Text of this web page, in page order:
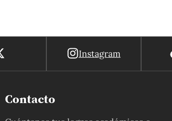
Instagram
Contacto